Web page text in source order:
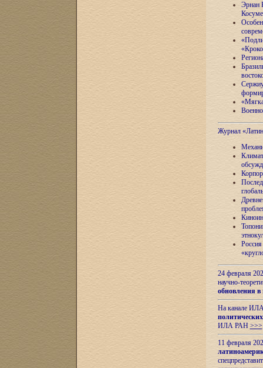
Эрнан
Журнал
24 февраля
научно-
обновления в
На канале
ИЛА РАН >>>
11 февраля